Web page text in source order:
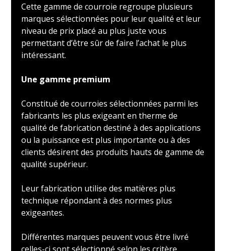
Cette gamme de courroie regroupe plusieurs
marques sélectionnées pour leur qualité et leur
niveau de prix placé au plus juste vous
permettant d’être sûr de faire l’achat le plus
intéressant.
Une gamme premium
Constitué de courroies sélectionnées parmi les
fabricants les plus exigeant en therme de
qualité de fabrication destiné à des applications
ou la puissance est plus importante ou à des
clients désirent des produits hauts de gamme de
qualité supérieur.
Leur fabrication utilise des matières plus
technique répondant à des normes plus
exigeantes.
Différentes marques peuvent vous être livré